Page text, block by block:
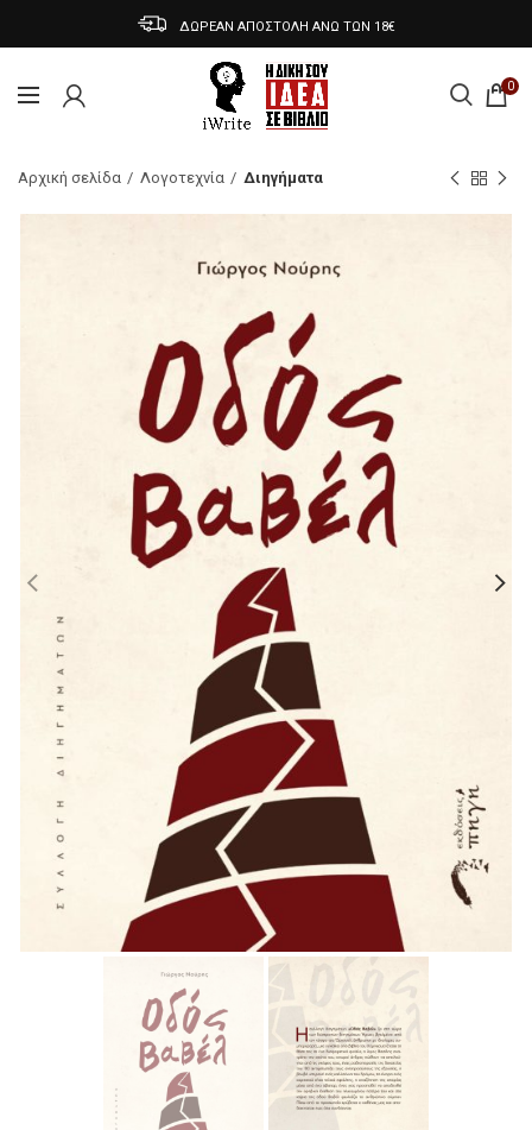
ΔΩΡΕΑΝ ΑΠΟΣΤΟΛΗ ΑΝΩ ΤΩΝ 18€
0
Αρχική σελίδα Λογοτεχνία Διηγήματα